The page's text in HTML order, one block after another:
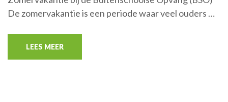
De zomervakantie is een periode waar veel ouders …
LEES MEER